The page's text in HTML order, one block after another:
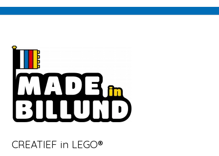
CREATIEF in LEGO®